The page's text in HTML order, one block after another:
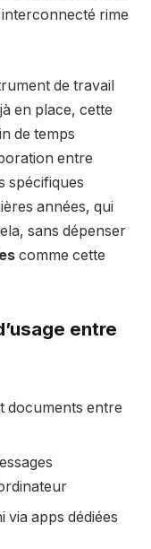
rime
de travail
en place, cette
de temps
entre
spécifiques
années, qui
sans dépenser
comme cette
entre
documents entre
via apps dédiées